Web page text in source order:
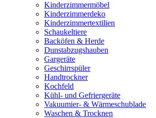
Kinderzimmermöbel
Kinderzimmerdeko
Kinderzimmertextilien
Schaukeltiere
Backöfen & Herde
Dunstabzugshauben
Gargeräte
Geschirrspüler
Handtrockner
Kochfeld
Kühl- und Gefriergeräte
Vakuumier- & Wärmeschublade
Waschen & Trocknen